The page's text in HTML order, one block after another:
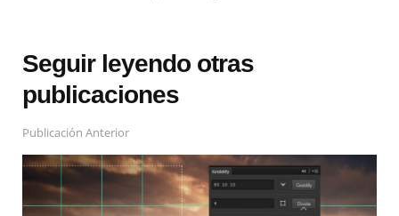
Seguir leyendo otras
publicaciones
Publicación Anterior